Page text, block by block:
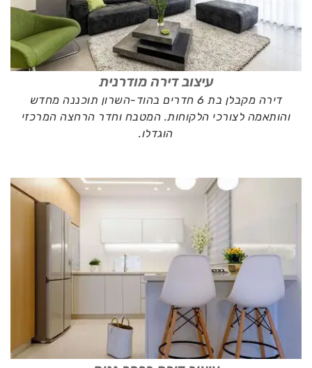
עיצוב דירה מודרנית
דירה מקבלן בת 6 חדרים בהוד-השרון תוכננה מחדש
והותאמה לצורכי הלקוחות. המטבח וחדר הרחצה המרכזי
הוגדלו.